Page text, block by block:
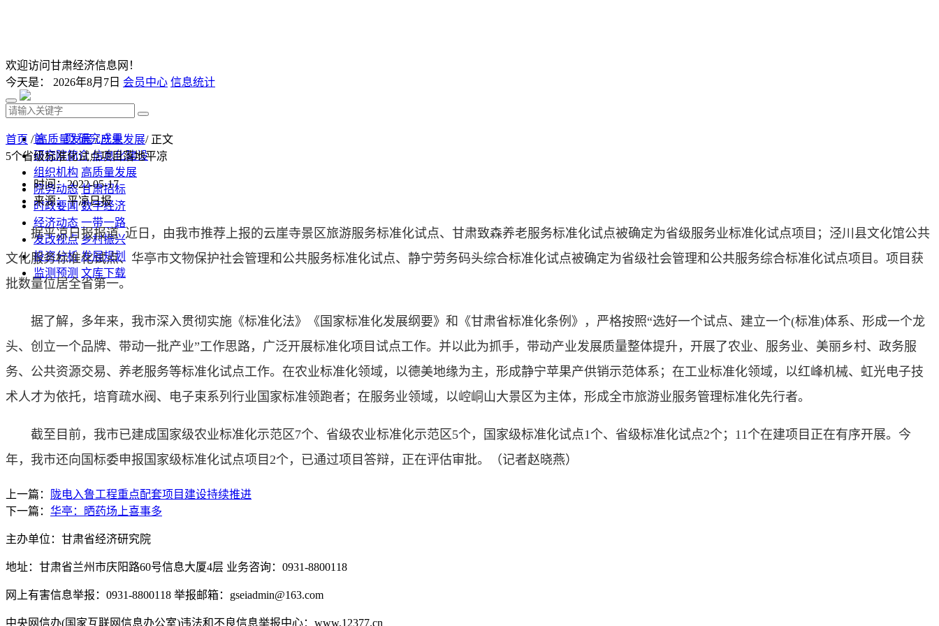
欢迎访问甘肃经济信息网！
今天是： 2026年8月7日 会员中心 信息统计
首 页 研究成果
研究院简介 信息化建设
组织机构 高质量发展
院务动态 甘肃招标
时政要闻 数字经济
经济动态 一带一路
发改视点 乡村振兴
投资分析 发展规划
监测预测 文库下载
首页 /高质量发展/产业发展/ 正文
5个省级标准化试点项目落地平凉
时间：2022-05-17
来源：平凉日报
据平凉日报报道 近日，由我市推荐上报的云崖寺景区旅游服务标准化试点、甘肃致森养老服务标准化试点被确定为省级服务业标准化试点项目；泾川县文化馆公共
文化服务标准化试点、华亭市文物保护社会管理和公共服务标准化试点、静宁劳务码头综合标准化试点被确定为省级社会管理和公共服务综合标准化试点项目。项目获
批数量位居全省第一。
据了解，多年来，我市深入贯彻实施《标准化法》《国家标准化发展纲要》和《甘肃省标准化条例》，严格按照“选好一个试点、建立一个(标准)体系、形成一个龙
头、创立一个品牌、带动一批产业”工作思路，广泛开展标准化项目试点工作。并以此为抓手，带动产业发展质量整体提升，开展了农业、服务业、美丽乡村、政务服
务、公共资源交易、养老服务等标准化试点工作。在农业标准化领域，以德美地缘为主，形成静宁苹果产供销示范体系；在工业标准化领域，以红峰机械、虹光电子技
术人才为依托，培育疏水阀、电子束系列行业国家标准领跑者；在服务业领域，以崆峒山大景区为主体，形成全市旅游业服务管理标准化先行者。
截至目前，我市已建成国家级农业标准化示范区7个、省级农业标准化示范区5个，国家级标准化试点1个、省级标准化试点2个；11个在建项目正在有序开展。今
年，我市还向国标委申报国家级标准化试点项目2个，已通过项目答辩，正在评估审批。
（记者赵晓燕）
上一篇：
陇电入鲁工程重点配套项目建设持续推进
下一篇： 华亭：晒药场上喜事多
主办单位：甘肃省经济研究院
地址：甘肃省兰州市庆阳路60号信息大厦4层 业务咨询：0931-8800118
网上有害信息举报：0931-8800118 举报邮箱：gseiadmin@163.com
中央网信办(国家互联网信息办公室)违法和不良信息举报中心：www.12377.cn